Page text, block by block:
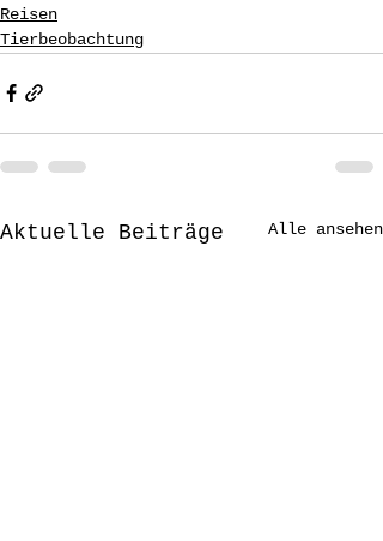
Reisen
Tierbeobachtung
Aktuelle Beiträge Alle ansehen